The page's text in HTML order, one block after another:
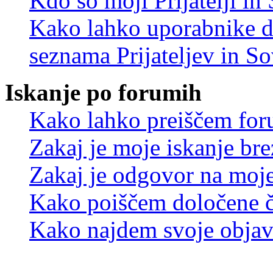
Kako lahko uporabnike
seznama Prijateljev in
Iskanje po forumih
Kako lahko preiščem
Zakaj je moje iskanje
Zakaj je odgovor na
Kako poiščem določene
Kako najdem svoje